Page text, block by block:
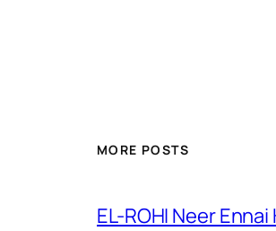
MORE POSTS
EL-ROHI Neer